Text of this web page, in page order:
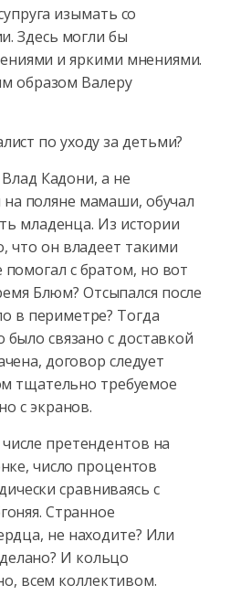
изымать со
Здесь могли бы
и яркими мнениями.
образом Валеру
по уходу за детьми?
Кадони, а не
поляне мамаши, обучал
младенца. Из истории
что он владеет такими
с братом, но вот
Блюм? Отсыпался после
в периметре? Тогда
связано с доставкой
договор следует
тщательно требуемое
с экранов.
претендентов на
число процентов
сравниваясь с
Странное
не находите? Или
И кольцо
всем коллективом.